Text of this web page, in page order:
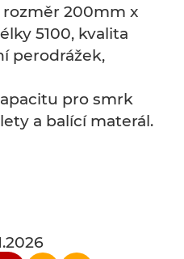
200mm x
5100, kvalita
perodrážek,
pro smrk
a balící materál.